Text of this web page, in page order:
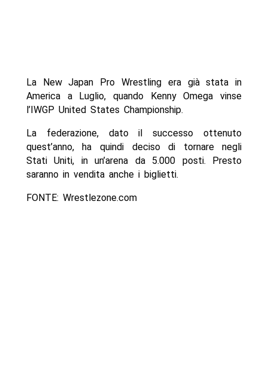
La New Japan Pro Wrestling era già stata in
America a Luglio, quando Kenny Omega vinse
l’IWGP United States Championship.
La federazione, dato il successo ottenuto
quest’anno, ha quindi deciso di tornare negli
Stati Uniti, in un’arena da 5.000 posti. Presto
saranno in vendita anche i biglietti.
FONTE: Wrestlezone.com